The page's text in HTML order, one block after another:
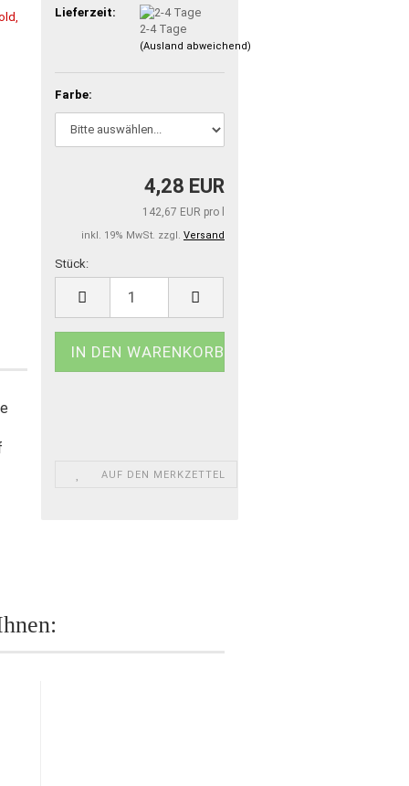
Lieferzeit:
2-4 Tage
(Ausland abweichend)
Farbe:
4,28 EUR
142,67 EUR pro l
inkl. 19% MwSt. zzgl. Versand
Stück:
Stück
AUF DEN MERKZETTEL